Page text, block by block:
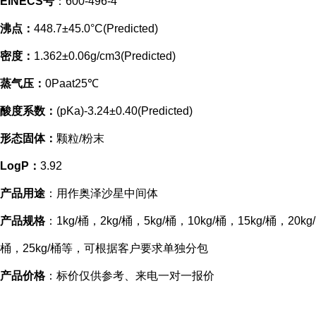
沸点： 448.7±45.0°C(Predicted)
密度： 1.362±0.06g/cm3(Predicted)
蒸气压： 0Paat25℃
酸度系数： (pKa)-3.24±0.40(Predicted)
形态固体： 颗粒/粉末
LogP： 3.92
产品用途 ：用作奥泽沙星中间体
产品规格：1kg/桶，2kg/桶，5kg/桶，10kg/桶，15kg/桶，20kg/
桶，25kg/桶等，可根据客户要求单独分包
产品价格：标价仅供参考、来电一对一报价